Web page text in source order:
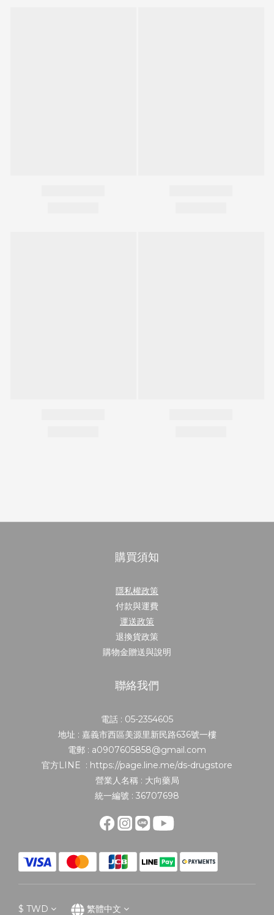
購買須知
隱私權政策
付款與運費
運送政策
退換貨政策
購物金贈送與說明
聯絡我們
電話 : 05-2354605
地址 : 嘉義市西區美源里新民路636號一樓
電郵 : a0907605858@gmail.com
官方LINE : https://page.line.me/ds-drugstore
營業人名稱 : 大向藥局
統一編號 : 36707698
$ TWD 繁體中文